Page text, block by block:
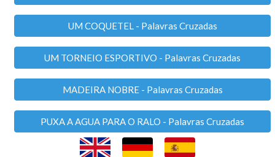
UM COQUETEL - Palavras Cruzadas
UM TORNEIO ESPORTIVO - Palavras Cruzadas
MADEIRA NOBRE - Palavras Cruzadas
PUXA A AGUA PARA O RALO - Palavras Cruzadas